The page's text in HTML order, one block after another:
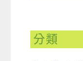
分類